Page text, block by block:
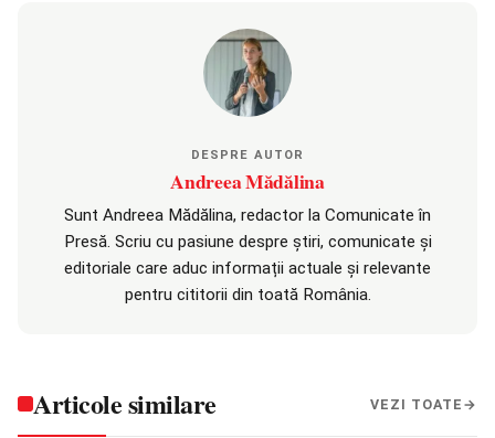
DESPRE AUTOR
Andreea Mădălina
Sunt Andreea Mădălina, redactor la Comunicate în
Presă. Scriu cu pasiune despre știri, comunicate și
editoriale care aduc informații actuale și relevante
pentru cititorii din toată România.
Articole similare VEZI TOATE